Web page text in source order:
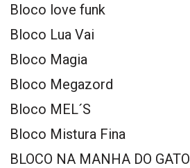
Bloco love funk
Bloco Lua Vai
Bloco Magia
Bloco Megazord
Bloco MEL´S
Bloco Mistura Fina
BLOCO NA MANHA DO GATO